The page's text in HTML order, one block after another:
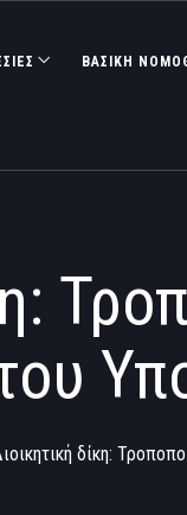
ΒΑΣΙΚΉ
δίκη: